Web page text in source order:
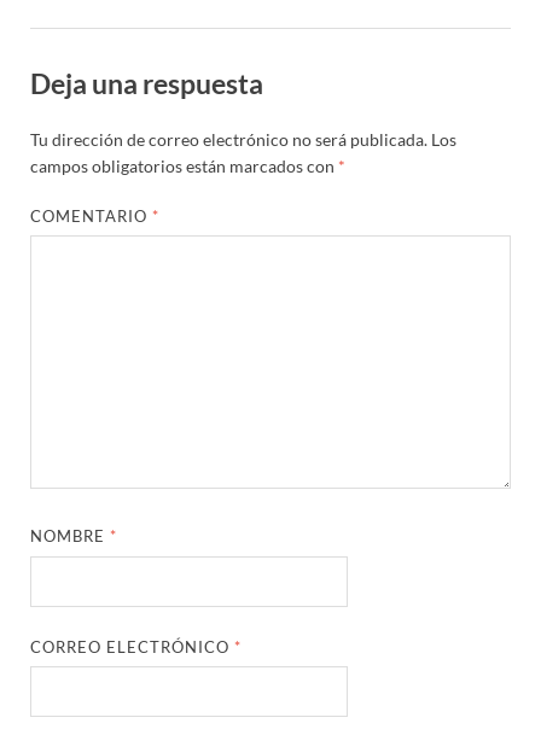
Deja una respuesta
Tu dirección de correo electrónico no será publicada. Los
campos obligatorios están marcados con *
COMENTARIO *
NOMBRE *
CORREO ELECTRÓNICO *